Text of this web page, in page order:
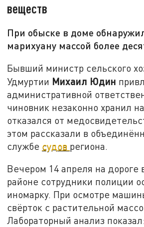
веществ
При обыске в доме
марихуану массой более
Бывший министр сельского
Удмуртии Михаил Юдин
административной
чиновник незаконно хранил
отказался от
этом рассказали в
службе судов региона.
Вечером 14 апреля на дороге
районе сотрудники полиции
иномарку. При осмотре
свёрток с растительной
Лабораторный анализ